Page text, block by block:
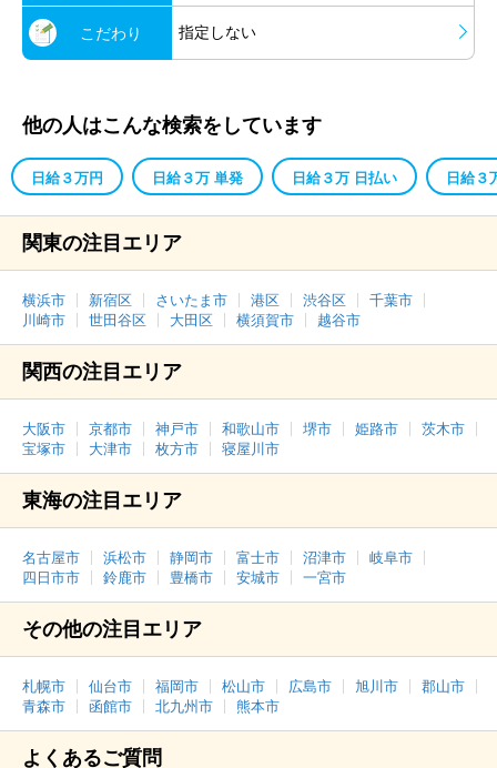
こだわり 指定しない
他の人はこんな検索をしています
日給３万円 日給３万 単発 日給３万 日払い 日給３
関東の注目エリア
横浜市 新宿区 さいたま市 港区 渋谷区
千葉市
川崎市
世田谷区 大田区 横須賀市 越谷市
関西の注目エリア
大阪市 京都市 神戸市 和歌山市 堺市 姫路市
茨木市
宝塚市
大津市 枚方市 寝屋川市
東海の注目エリア
名古屋市 浜松市 静岡市 富士市 沼津市
岐阜市
四日市市
鈴鹿市 豊橋市 安城市 一宮市
その他の注目エリア
札幌市 仙台市 福岡市 松山市 広島市 旭川市
郡山市
青森市
函館市 北九州市 熊本市
よくあるご質問